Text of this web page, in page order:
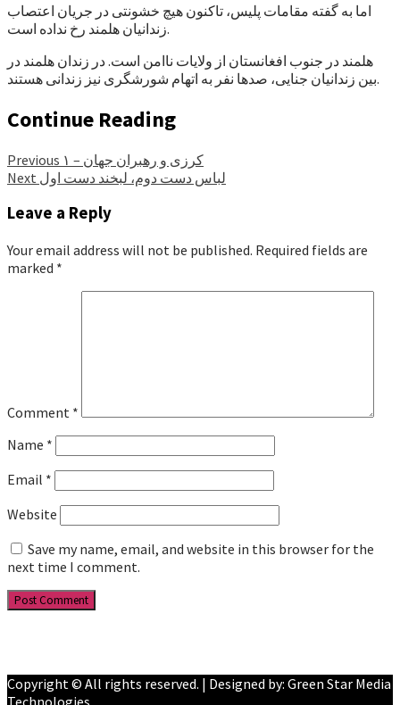
اما به گفته مقامات پلیس، تاکنون هیچ خشونتی در جریان اعتصاب
زندانیان هلمند رخ نداده است.
هلمند در جنوب افغانستان از ولایات ناامن است. در زندان هلمند در
بین زندانیان جنایی، صدها نفر به اتهام شورشگری نیز زندانی هستند.
Continue Reading
Previous
کرزی و رهبران جهان – ۱
Next لباس دست دوم، لبخند دست اول
Leave a Reply
Your email address will not be published. Required fields are
marked *
Comment *
Name *
Email *
Website
Save my name, email, and website in this browser for the
next time I comment.
Copyright © All rights reserved. | Designed by: Green Star Media